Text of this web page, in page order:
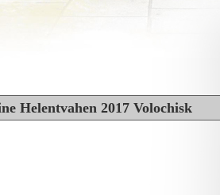
Helentvahen 2017 Volochisk